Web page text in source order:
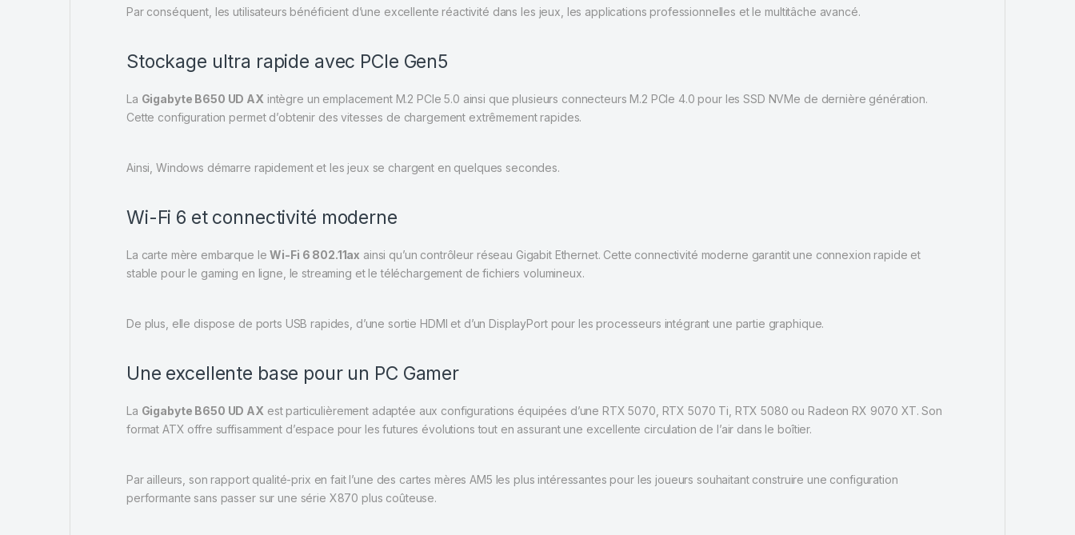
Par conséquent, les utilisateurs bénéficient d’une excellente réactivité dans les jeux, les applications professionnelles et le multitâche avancé.
Stockage ultra rapide avec PCIe Gen5
La Gigabyte B650 UD AX intègre un emplacement M.2 PCIe 5.0 ainsi que plusieurs connecteurs M.2 PCIe 4.0 pour les SSD NVMe de dernière génération.
Cette configuration permet d’obtenir des vitesses de chargement extrêmement rapides.
Ainsi, Windows démarre rapidement et les jeux se chargent en quelques secondes.
Wi-Fi 6 et connectivité moderne
La carte mère embarque leWi-Fi 6 802.11ax ainsi qu’un contrôleur réseau Gigabit Ethernet. Cette connectivité moderne garantit une connexion rapide et
stable pour le gaming en ligne, le streaming et le téléchargement de fichiers volumineux.
De plus, elle dispose de ports USB rapides, d’une sortie HDMI et d’un DisplayPort pour les processeurs intégrant une partie graphique.
Une excellente base pour un PC Gamer
La Gigabyte B650 UD AX est particulièrement adaptée aux configurations équipées d’une RTX 5070, RTX 5070 Ti, RTX 5080 ou Radeon RX 9070 XT. Son
format ATX offre suffisamment d’espace pour les futures évolutions tout en assurant une excellente circulation de l’air dans le boîtier.
Par ailleurs, son rapport qualité-prix en fait l’une des cartes mères AM5 les plus intéressantes pour les joueurs souhaitant construire une configuration
performante sans passer sur une série X870 plus coûteuse.